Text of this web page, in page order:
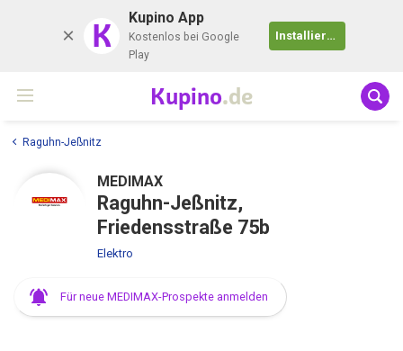
K Kupino App
Kostenlos bei Google
Play
Installieren
Kupino.de
Raguhn-Jeßnitz
MEDIMAX
Raguhn-Jeßnitz,
Friedensstraße 75b
Elektro
Für neue MEDIMAX-Prospekte anmelden